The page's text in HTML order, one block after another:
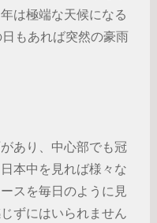
は極端な天候になる
もあれば突然の豪雨
あり、中心部でも冠
本中を見れば様々な
スを毎日のように見
ずにはいられません